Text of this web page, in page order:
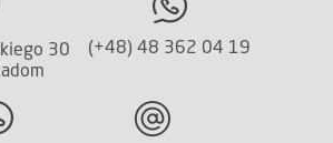
30
(+48) 48 362 04 19